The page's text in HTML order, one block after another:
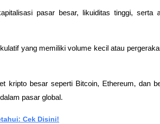
pasar besar, likuiditas tinggi, serta
yang memiliki volume kecil atau
kripto besar seperti Bitcoin, Ethereum, dan
pasar global.
Cek Disini!